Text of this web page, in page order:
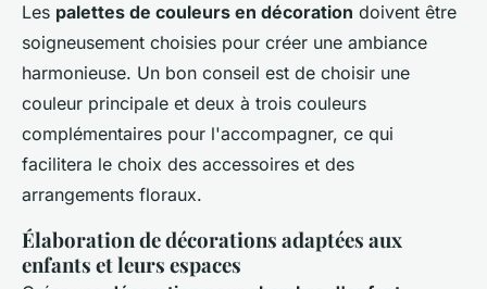
Les palettes de couleurs en décoration doivent être
soigneusement choisies pour créer une ambiance
harmonieuse. Un bon conseil est de choisir une
couleur principale et deux à trois couleurs
complémentaires pour l'accompagner, ce qui
facilitera le choix des accessoires et des
arrangements floraux.
Élaboration de décorations adaptées aux
enfants et leurs espaces